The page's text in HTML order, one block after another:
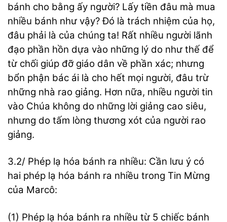
bánh cho bằng ấy người? Lấy tiền đâu mà mua
nhiều bánh như vậy? Đó là trách nhiệm của họ,
đâu phải là của chúng ta! Rất nhiều người lãnh
đạo phần hồn dựa vào những lý do như thế để
từ chối giúp đỡ giáo dân về phần xác; nhưng
bổn phận bác ái là cho hết mọi người, đâu trừ
những nhà rao giảng. Hơn nữa, nhiều người tin
vào Chúa không do những lời giảng cao siêu,
nhưng do tấm lòng thương xót của người rao
giảng.
3.2/ Phép lạ hóa bánh ra nhiều: Cần lưu ý có
hai phép lạ hóa bánh ra nhiều trong Tin Mừng
của Marcô:
(1) Phép lạ hóa bánh ra nhiều từ 5 chiếc bánh